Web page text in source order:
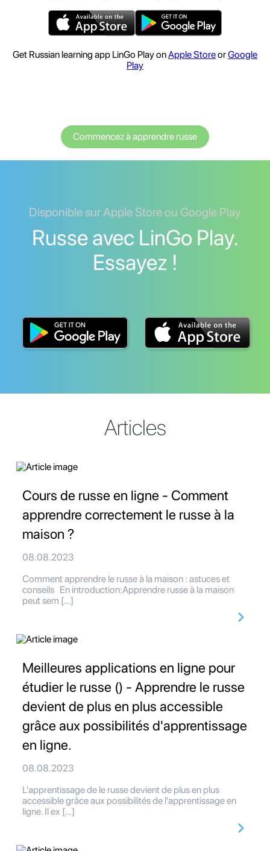
Get Russian learning app LinGo Play onApple StoreorGoogle
Play
Commencez à apprendre russe
Disponible sur Apple Store ou Google Play
Russe avec LinGo Play.
Essayez !
Articles
Cours de russe en ligne - Comment
apprendre correctement le russe à la
maison ?
08.08.2023
Comment apprendre le russe à la maison : astuces et
conseils En introduction:Apprendre russe à la maison
peut sem […]
Meilleures applications en ligne pour
étudier le russe () - Apprendre le russe
devient de plus en plus accessible
grâce aux possibilités d'apprentissage
en ligne.
08.08.2023
L'apprentissage de le russe devient de plus en plus
accessible grâce aux possibilités de l'apprentissage en
ligne. Il ex […]